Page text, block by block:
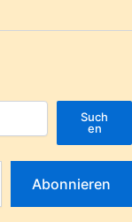
Such
en
Abonnieren